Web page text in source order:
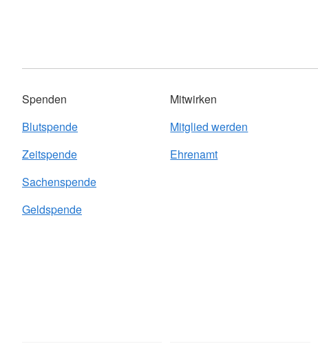
Spenden
Blutspende
Zeitspende
Sachenspende
Geldspende
Mitwirken
Mitglied werden
Ehrenamt